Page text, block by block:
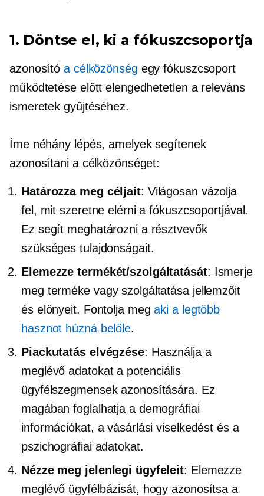
1. Döntse el, ki a fókuszcsoportja
azonosítóa célközönség egy fókuszcsoport
működtetése előtt elengedhetetlen a releváns
ismeretek gyűjtéséhez.
Íme néhány lépés, amelyek segítenek
azonosítani a célközönséget:
Határozza meg céljait: Világosan vázolja
fel, mit szeretne elérni a fókuszcsoportjával.
Ez segít meghatározni a résztvevők
szükséges tulajdonságait.
Elemezze termékét/szolgáltatását: Ismerje
meg terméke vagy szolgáltatása jellemzőit
és előnyeit. Fontolja megaki a legtöbb
hasznot húzná belőle.
Piackutatás elvégzése: Használja a
meglévő adatokat a potenciális
ügyfélszegmensek azonosítására. Ez
magában foglalhatja a demográfiai
információkat, a vásárlási viselkedést és a
pszichográfiai adatokat.
Nézze meg jelenlegi ügyfeleit: Elemezze
meglévő ügyfélbázisát, hogy azonosítsa a